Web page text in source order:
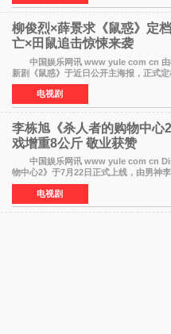
柳俊烈×薛景求《鼠惑》定
亡×田鼠追击惊悚来袭
中国娱乐网讯 www yule com cn 由
新剧《鼠惑》于近日公开主海报，正
柳俊烈与薛景求背对背站立，各自朝向相
电视剧
李栋旭《杀人者的购物中心
戏增重8公斤 敬业获赞
中国娱乐网讯 www yule com cn
物中心2》于7月22日正式上线，由男神
强势回归。该剧第一季曾被《纽约时报》
电视剧